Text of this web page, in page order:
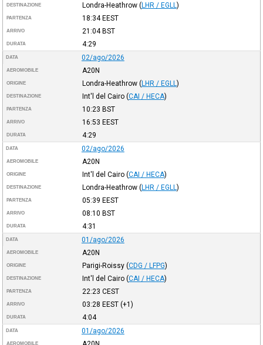
DESTINAZIONE Londra-Heathrow (LHR / EGLL )
PARTENZA 18:34EEST
ARRIVO 21:04BST
DURATA 4:29
DATA 02/ago/2026
AEROMOBILE A20N
ORIGINE Londra-Heathrow (LHR / EGLL )
DESTINAZIONE Int'l del Cairo (CAI / HECA)
PARTENZA 10:23 BST
ARRIVO 16:53 EEST
DURATA 4:29
DATA 02/ago/2026
AEROMOBILE A20N
ORIGINE Int'l del Cairo (CAI / HECA)
DESTINAZIONE Londra-Heathrow (LHR / EGLL )
PARTENZA 05:39 EEST
ARRIVO 08:10 BST
DURATA 4:31
DATA 01/ago/2026
AEROMOBILE A20N
ORIGINE Parigi-Roissy (CDG / LFPG)
DESTINAZIONE Int'l del Cairo (CAI / HECA)
PARTENZA 22:23 CEST
ARRIVO 03:28 EEST(+1)
DURATA 4:04
DATA 01/ago/2026
AEROMOBILE